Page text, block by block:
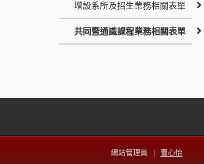
增設系所及招生業務相關表單
共同暨通識課程業務相關表單
網站管理員 | 曹心怡